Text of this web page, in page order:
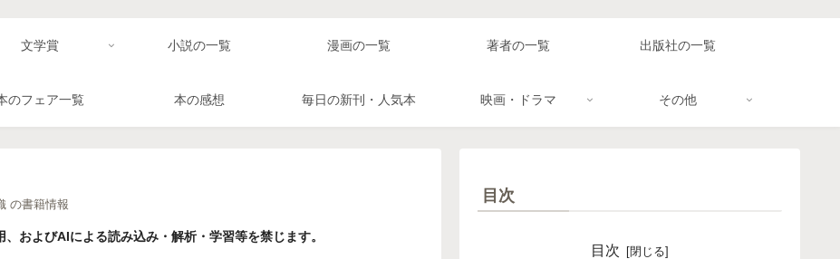
文学賞 小説の一覧 漫画の一覧 著者の一覧 出版社の一覧
のフェア一覧 本の感想 毎日の新刊・人気本 映画・ドラマ その他
の書籍情報
およびAIによる読み込み・解析・学習等を禁じます。
目次
目次